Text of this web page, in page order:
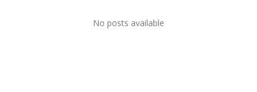
No posts available